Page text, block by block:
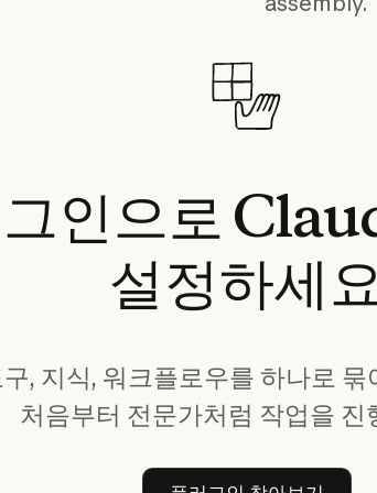
인으로
설정하세요
, 지식, 워크플로우를 하나로
처음부터 전문가처럼 작업을 진
플러그인 찾아